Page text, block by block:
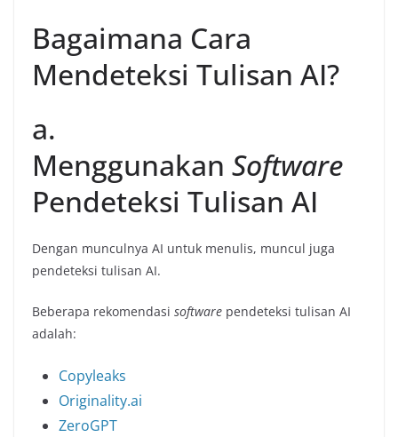
Bagaimana Cara
Mendeteksi Tulisan AI?
a.
Menggunakan Software
Pendeteksi Tulisan AI
Dengan munculnya AI untuk menulis, muncul juga
pendeteksi tulisan AI.
Beberapa rekomendasi software pendeteksi tulisan AI
adalah:
Copyleaks
Originality.ai
ZeroGPT